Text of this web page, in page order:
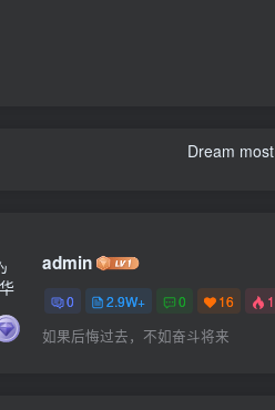
Dream
admin
0 2.9W+ 0 16
如果后悔过去，不如奋斗将来